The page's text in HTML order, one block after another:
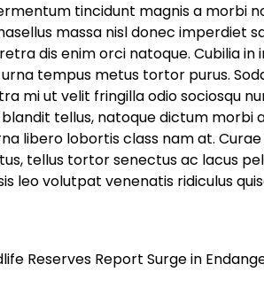
tincidunt magnis a morbi
massa nisl donec imperdiet
dis enim orci natoque. Cubilia in
tempus metus tortor purus.
mi ut velit fringilla odio sociosqu
tellus, natoque dictum morbi
libero lobortis class nam at.
tellus tortor senectus ac lacus
leo volutpat venenatis ridiculus
Reserves Report Surge in